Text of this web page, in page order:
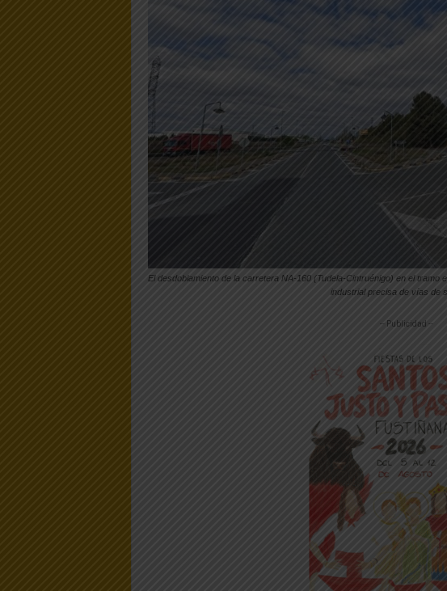
El desdoblamiento de la carretera NA-160 (Tudela-Cintruénigo) en el tramo
industrial precisa de vías de
-- Publicidad --